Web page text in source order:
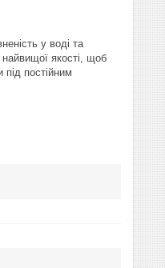
у воді та
якості, щоб
постійним